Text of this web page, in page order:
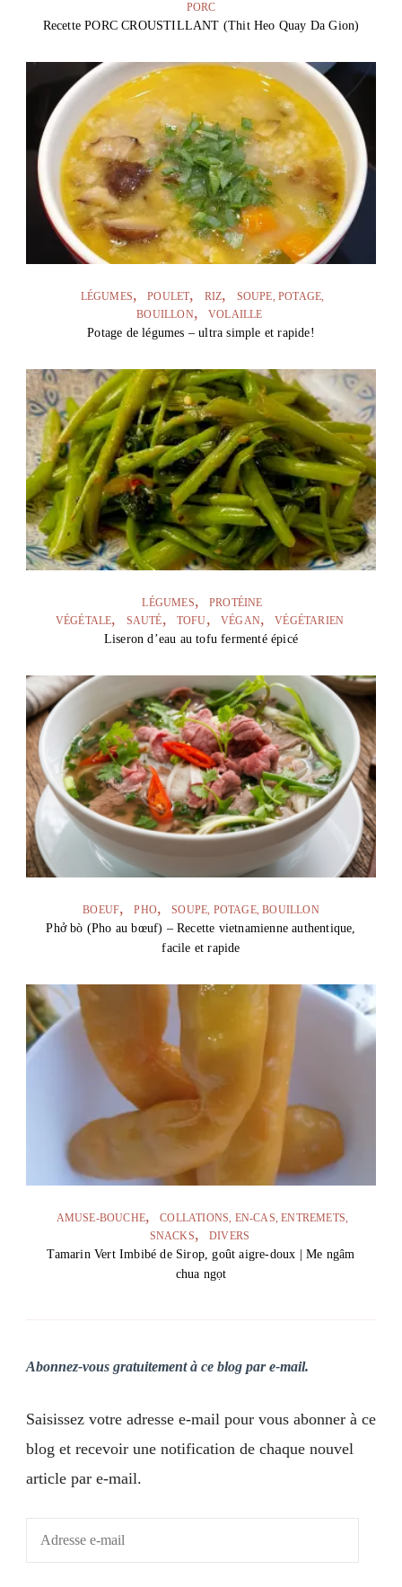
PORC
Recette PORC CROUSTILLANT (Thit Heo Quay Da Gion)
LÉGUMES POULET RIZ
SOUPE, POTAGE,
BOUILLON
VOLAILLE
Potage de légumes – ultra simple et rapide!
LÉGUMES
PROTÉINE
VÉGÉTALE
SAUTÉ TOFU VÉGAN VÉGÉTARIEN
Liseron d’eau au tofu fermenté épicé
BOEUF PHO SOUPE, POTAGE, BOUILLON
Phở bò (Pho au bœuf) – Recette vietnamienne authentique,
facile et rapide
AMUSE-BOUCHE
COLLATIONS, EN-CAS, ENTREMETS,
SNACKS
DIVERS
Tamarin Vert Imbibé de Sirop, goût aigre-doux | Me ngâm
chua ngọt
Abonnez-vous gratuitement à ce blog par e-mail.
Saisissez votre adresse e-mail pour vous abonner à ce
blog et recevoir une notification de chaque nouvel
article par e-mail.
Adresse